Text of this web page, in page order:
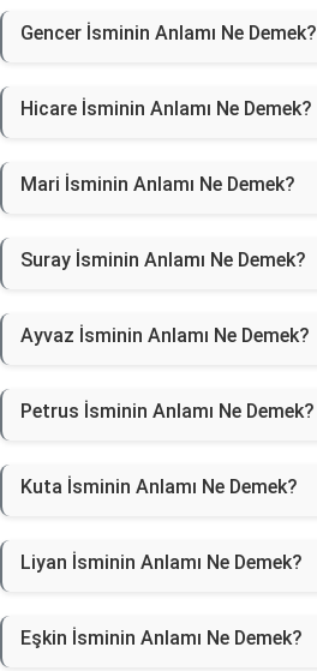
Gencer İsminin Anlamı Ne Demek?
Hicare İsminin Anlamı Ne Demek?
Mari İsminin Anlamı Ne Demek?
Suray İsminin Anlamı Ne Demek?
Ayvaz İsminin Anlamı Ne Demek?
Petrus İsminin Anlamı Ne Demek?
Kuta İsminin Anlamı Ne Demek?
Liyan İsminin Anlamı Ne Demek?
Eşkin İsminin Anlamı Ne Demek?